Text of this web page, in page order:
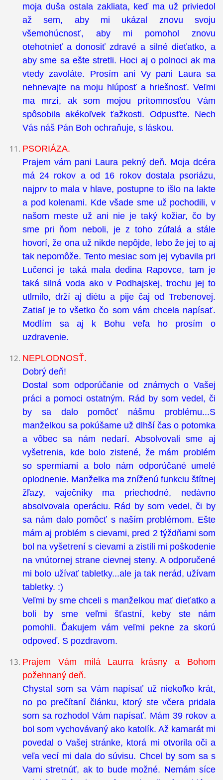
moja duša ostala zakliata, keď ma už priviedol
až sem, aby mi ukázal znovu svoju
všemohúcnosť, aby mi pomohol znovu
otehotnieť a donosiť zdravé a silné dieťatko, a
aby sme sa ešte stretli. Hoci aj o polnoci ak ma
vtedy zavoláte. Prosím ani Vy pani Laura sa
nehnevajte na moju hlúposť a hriešnosť. Veľmi
ma mrzí, ak som mojou prítomnosťou Vám
spôsobila akékoľvek ťažkosti. Odpusťte. Nech
Vás náš Pán Boh ochraňuje, s láskou.
PSORIÁZA.
Prajem vám pani Laura pekný deň. Moja dcéra
má 24 rokov a od 16 rokov dostala psoriázu,
najprv to mala v hlave, postupne to išlo na lakte
a pod kolenami. Kde všade sme už pochodili, v
našom meste už ani nie je taký kožiar, čo by
sme pri ňom neboli, je z toho zúfalá a stále
hovorí, že ona už nikde nepôjde, lebo že jej to aj
tak nepomôže. Tento mesiac som jej vybavila pri
Lučenci je taká mala dedina Rapovce, tam je
taká silná voda ako v Podhajskej, trochu jej to
utlmilo, drží aj diétu a pije čaj od Trebenovej.
Zatiaľ je to všetko čo som vám chcela napísať.
Modlím sa aj k Bohu veľa ho prosím o
uzdravenie.
NEPLODNOSŤ.
Dobrý deň!
Dostal som odporúčanie od známych o Vašej
práci a pomoci ostatným. Rád by som vedel, či
by sa dalo pomôcť nášmu problému...S
manželkou sa pokúšame už dlhší čas o potomka
a vôbec sa nám nedarí. Absolvovali sme aj
vyšetrenia, kde bolo zistené, že mám problém
so spermiami a bolo nám odporúčané umelé
oplodnenie. Manželka ma zníženú funkciu štítnej
žľazy, vaječníky ma priechodné, nedávno
absolvovala operáciu. Rád by som vedel, či by
sa nám dalo pomôcť s naším problémom. Ešte
mám aj problém s cievami, pred 2 týždňami som
bol na vyšetrení s cievami a zistili mi poškodenie
na vnútornej strane cievnej steny. A odporučené
mi bolo užívať tabletky...ale ja tak nerád, užívam
tabletky. :)
Veľmi by sme chceli s manželkou mať dieťatko a
boli by sme veľmi šťastní, keby ste nám
pomohli. Ďakujem vám veľmi pekne za skorú
odpoveď. S pozdravom.
Prajem Vám milá Laurra krásny a Bohom
požehnaný deň.
Chystal som sa Vám napísať už niekoľko krát,
no po prečítaní článku, ktorý ste včera pridala
som sa rozhodol Vám napísať. Mám 39 rokov a
bol som vychovávaný ako katolík. Až kamarát mi
povedal o Vašej stránke, ktorá mi otvorila oči a
veľa vecí mi dala do súvisu. Chcel by som sa s
Vami stretnúť, ak to bude možné. Nemám síce